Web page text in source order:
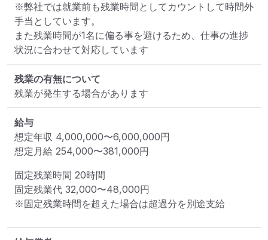
※弊社では就業前も残業時間としてカウントして時間外
手当としています。
また残業時間が1名に偏る事を避けるため、仕事の進捗
状況に合わせて対応しています
残業の有無について
残業が発生する場合があります
給与
想定年収 4,000,000〜6,000,000円
想定月給 254,000〜381,000円
固定残業時間 20時間
固定残業代 32,000〜48,000円
※固定残業時間を超えた場合は超過分を別途支給